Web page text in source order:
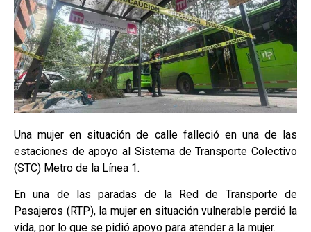
Una mujer en situación de calle falleció en una de las
estaciones de apoyo al Sistema de Transporte Colectivo
(STC) Metro de la Línea 1.
En una de las paradas de la Red de Transporte de
Pasajeros (RTP), la mujer en situación vulnerable perdió la
vida, por lo que se pidió apoyo para atender a la mujer.